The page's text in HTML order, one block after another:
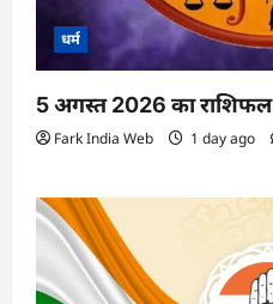
धर्म
5 अगस्त 2026 का राशिफल
Fark India Web 1 day ago